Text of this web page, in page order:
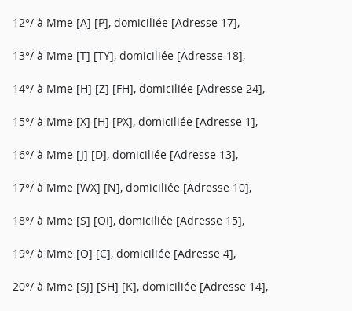
12°/ à Mme [A] [P], domiciliée [Adresse 17],
13°/ à Mme [T] [TY], domiciliée [Adresse 18],
14°/ à Mme [H] [Z] [FH], domiciliée [Adresse 24],
15°/ à Mme [X] [H] [PX], domiciliée [Adresse 1],
16°/ à Mme [J] [D], domiciliée [Adresse 13],
17°/ à Mme [WX] [N], domiciliée [Adresse 10],
18°/ à Mme [S] [OI], domiciliée [Adresse 15],
19°/ à Mme [O] [C], domiciliée [Adresse 4],
20°/ à Mme [SJ] [SH] [K], domiciliée [Adresse 14],